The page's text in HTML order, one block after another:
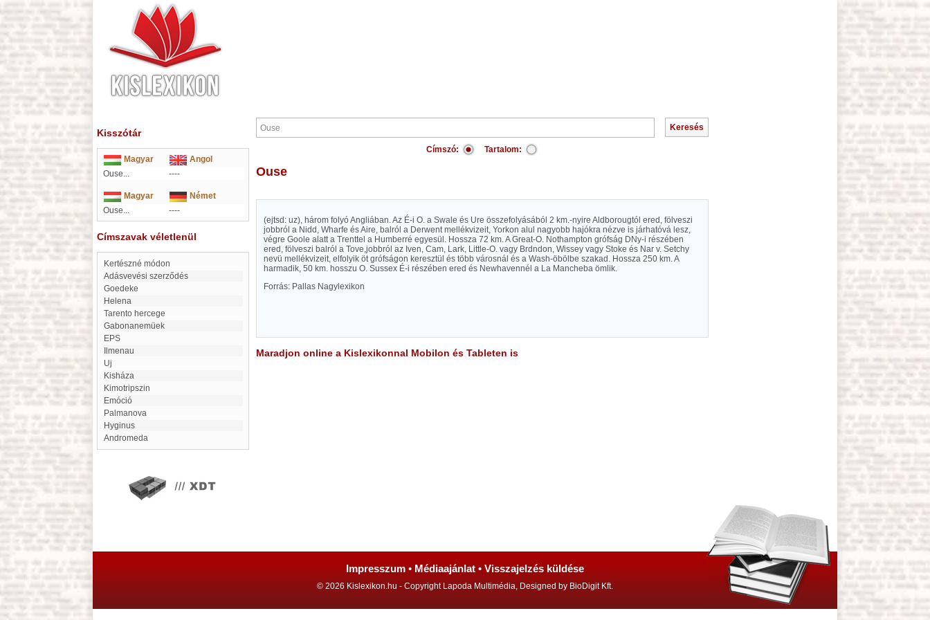
Kisszótár
Magyar
Angol
Ouse...
----
Magyar
Német
Ouse...
----
Címszavak véletlenül
kertészné módon
Adásvevési szerződés
Goedeke
Helena
Tarento hercege
Gabonanemüek
EPS
Ilmenau
Uj
Kisháza
kimotripszin
Emóció
Palmanova
Hyginus
Andromeda
Címszó: Tartalom:
Ouse
(ejtsd: uz), három folyó Angliában. Az É-i O. a Swale és Ure összefolyásából 2 km.-nyire Aldborougtól ered, fölveszi
jobbról a Nidd, Wharfe és Aire, balról a Derwent mellékvizeit, Yorkon alul nagyobb hajókra nézve is járhatóvá lesz,
végre Goole alatt a Trenttel a Humberré egyesül. Hossza 72 km. A Great-O. Nothampton grófság DNy-i részében
ered, fölveszi balról a Tove,jobbról az Iven, Cam, Lark, Little-O. vagy Brdndon, Wissey vagy Stoke és Nar v. Setchy
nevü mellékvizeit, elfolyik öt grófságon keresztül és több városnál és a Wash-öbölbe szakad. Hossza 250 km. A
harmadik, 50 km. hosszu O. Sussex É-i részében ered és Newhavennél a La Mancheba ömlik.
Forrás: Pallas Nagylexikon
Maradjon online a Kislexikonnal Mobilon és Tableten is
Impresszum • Médiaajánlat • Visszajelzés küldése
© 2026 Kislexikon.hu - Copyright Lapoda Multimédia, Designed by BioDigit Kft.